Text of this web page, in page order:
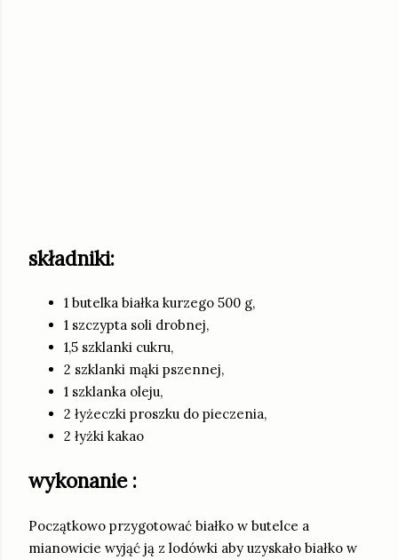
składniki:
1 butelka białka kurzego 500 g,
1 szczypta soli drobnej,
1,5 szklanki cukru,
2 szklanki mąki pszennej,
1 szklanka oleju,
2 łyżeczki proszku do pieczenia,
2 łyżki kakao
wykonanie :
Początkowo przygotować białko w butelce a
mianowicie wyjąć ją z lodówki aby uzyskało białko w